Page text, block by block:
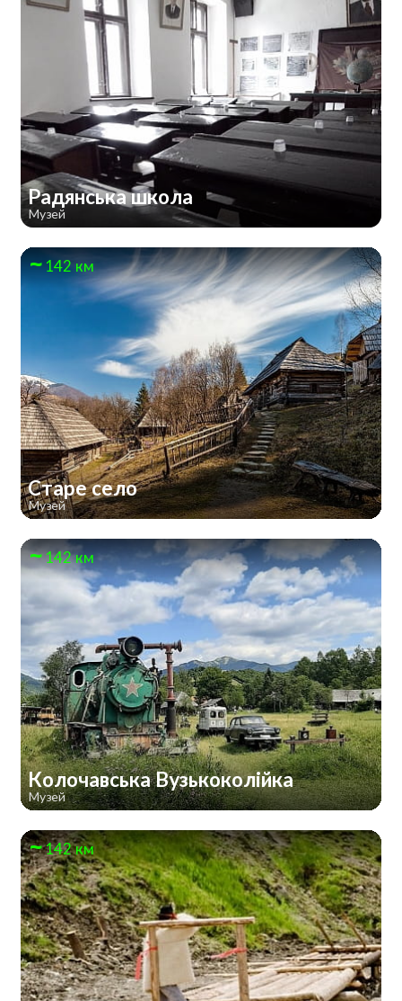
Радянська школа
Музей
142 км
Старе село
Музей
142 км
Колочавська Вузькоколійка
Музей
142 км